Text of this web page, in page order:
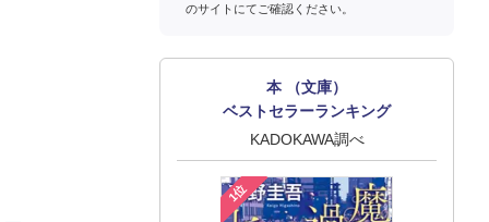
のサイトにてご確認ください。
本 （文庫）
ベストセラーランキング
KADOKAWA調べ
1位